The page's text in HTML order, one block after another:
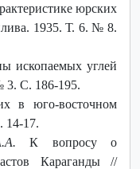
юрских
1935. Т. 6. № 8.
ископаемых углей
С. 186-195.
в юго-восточном
14-17.
К вопросу о
Караганды //